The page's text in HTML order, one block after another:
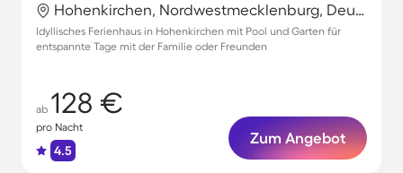
Hohenkirchen, Nordwestmecklenburg, Deutschland
Idyllisches Ferienhaus in Hohenkirchen mit Pool und Garten für
entspannte Tage mit der Familie oder Freunden
ab 128 €
pro Nacht
4.5
Zum Angebot